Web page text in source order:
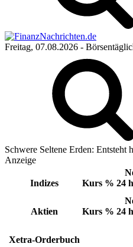
Freitag, 07.08.2026 -
Schwere Seltene Erden: Entsteht
Anzeige
Indizes Kurs % 24
Aktien Kurs % 24
Xetra-Orderbuch